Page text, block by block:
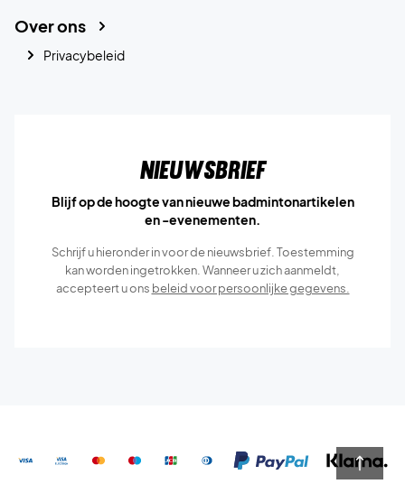
Over ons
Privacybeleid
Nieuwsbrief
Blijf op de hoogte van nieuwe badmintonartikelen
en -evenementen.
Schrijf u hieronder in voor de nieuwsbrief. Toestemming
kan worden ingetrokken. Wanneer u zich aanmeldt,
accepteert u ons beleid voor persoonlijke gegevens.